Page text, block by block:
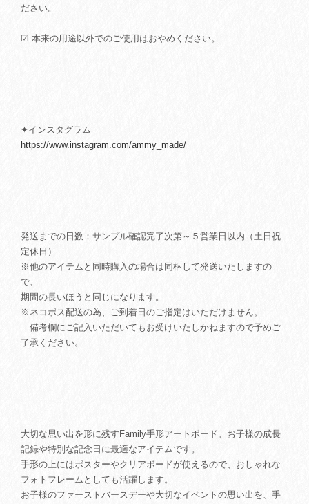
ださい。
☑ 本来の用途以外でのご使用はおやめください。
✦インスタグラム
https://www.instagram.com/ammy_made/
発送までの日数：サンプル確認完了次第～５営業日以内（土日祝
定休日）
※他のアイテムと同時購入の場合は同梱して発送いたしますの
で、
期間の長いほうと同じになります。
※ネコポス配送の為、ご到着日のご指定はいただけません。
備考欄にご記入いただいてもお受けいたしかねますので予めご
了承ください。
大切な思い出を形に残すFamily手形アートボード。お子様の成長
記録や特別な記念日に最適なアイテムです。
手形の上にはポスターやクリアボードが使えるので、おしゃれな
フォトフレームとしても活躍します。
お子様のファーストバースデーや大切なイベントの思い出を、手